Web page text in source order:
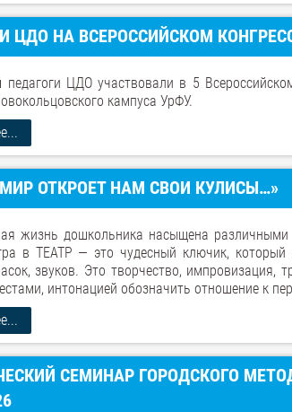
ЦДО НА ВСЕРОССИЙСКОМ
педагоги ЦДО участвовали в 5
кампуса УрФУ.
ОТКРОЕТ НАМ СВОИ КУЛИСЫ…»
жизнь дошкольника насыщена
в ТЕАТР — это чудесный ключик,
звуков. Это творчество,
интонацией обозначить отношение к
СЕМИНАР ГОРОДСКОГО